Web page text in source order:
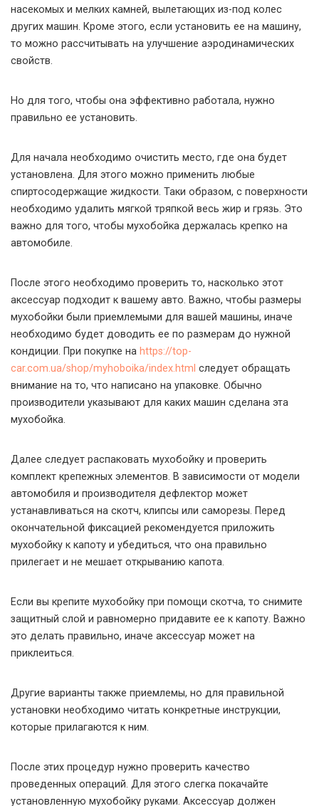
насекомых и мелких камней, вылетающих из-под колес
других машин. Кроме этого, если установить ее на машину,
то можно рассчитывать на улучшение аэродинамических
свойств.
Но для того, чтобы она эффективно работала, нужно
правильно ее установить.
Для начала необходимо очистить место, где она будет
установлена. Для этого можно применить любые
спиртосодержащие жидкости. Таки образом, с поверхности
необходимо удалить мягкой тряпкой весь жир и грязь. Это
важно для того, чтобы мухобойка держалась крепко на
автомобиле.
После этого необходимо проверить то, насколько этот
аксессуар подходит к вашему авто. Важно, чтобы размеры
мухобойки были приемлемыми для вашей машины, иначе
необходимо будет доводить ее по размерам до нужной
кондиции. При покупке на https://top-
car.com.ua/shop/myhoboika/index.html следует обращать
внимание на то, что написано на упаковке. Обычно
производители указывают для каких машин сделана эта
мухобойка.
Далее следует распаковать мухобойку и проверить
комплект крепежных элементов. В зависимости от модели
автомобиля и производителя дефлектор может
устанавливаться на скотч, клипсы или саморезы. Перед
окончательной фиксацией рекомендуется приложить
мухобойку к капоту и убедиться, что она правильно
прилегает и не мешает открыванию капота.
Если вы крепите мухобойку при помощи скотча, то снимите
защитный слой и равномерно придавите ее к капоту. Важно
это делать правильно, иначе аксессуар может на
приклеиться.
Другие варианты также приемлемы, но для правильной
установки необходимо читать конкретные инструкции,
которые прилагаются к ним.
После этих процедур нужно проверить качество
проведенных операций. Для этого слегка покачайте
установленную мухобойку руками. Аксессуар должен